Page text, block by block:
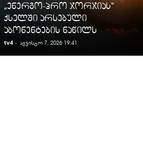
„ენერგო-პრო ჯორჯიას“
ქსელში არსებული
აბონენტების ნაწილს
tv4 - აგვისტო 7, 2026 19:41